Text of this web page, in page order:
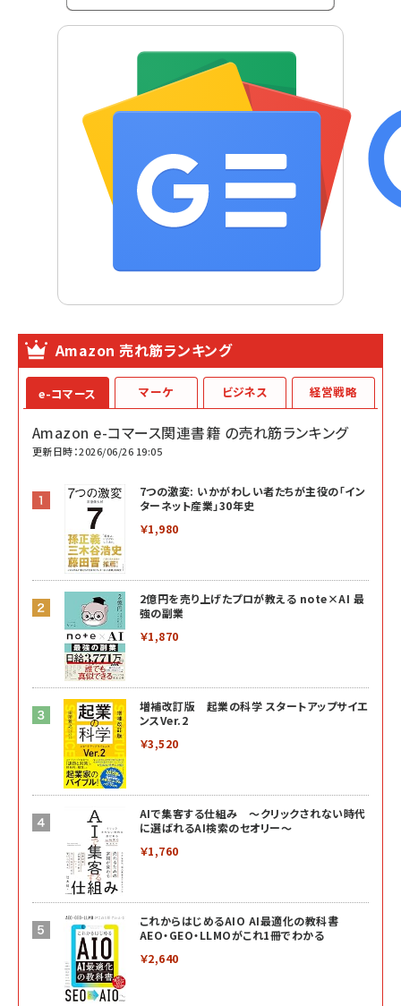
Amazon 売れ筋ランキング
e-コマース
Amazon e-コマース関連書籍 の売れ筋ランキング
更新日時：2026/06/26 19:05
7つの激変: いかがわしい者たちが主役の「イン
ターネット産業」30年史
￥1,980
2億円を売り上げたプロが教える note×AI 最
強の副業
￥1,870
増補改訂版 起業の科学 スタートアップサイエ
ンスVer.2
￥3,520
AIで集客する仕組み ～クリックされない時代
に選ばれるAI検索のセオリー～
￥1,760
これからはじめるAIO AI最適化の教科書
AEO・GEO・LLMOがこれ1冊でわかる
￥2,640
マーケ ビジネス 経営戦略